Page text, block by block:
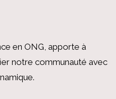
en ONG, apporte à
notre communauté avec